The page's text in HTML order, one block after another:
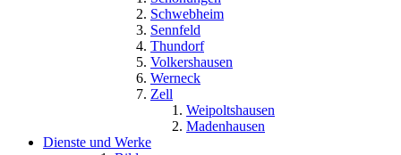
Schwebheim
Sennfeld
Thundorf
Volkershausen
Werneck
Zell
Weipoltshausen
Madenhausen
Dienste und Werke